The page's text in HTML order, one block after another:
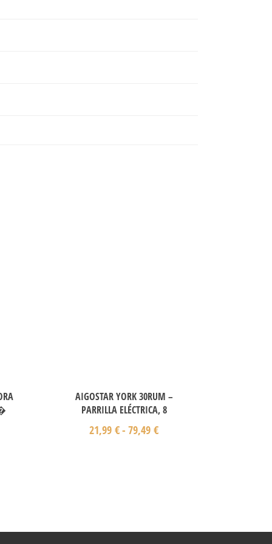
AIGOSTAR YORK 30RUM –
PARRILLA ELÉCTRICA, 8
21,99€- 79,49€